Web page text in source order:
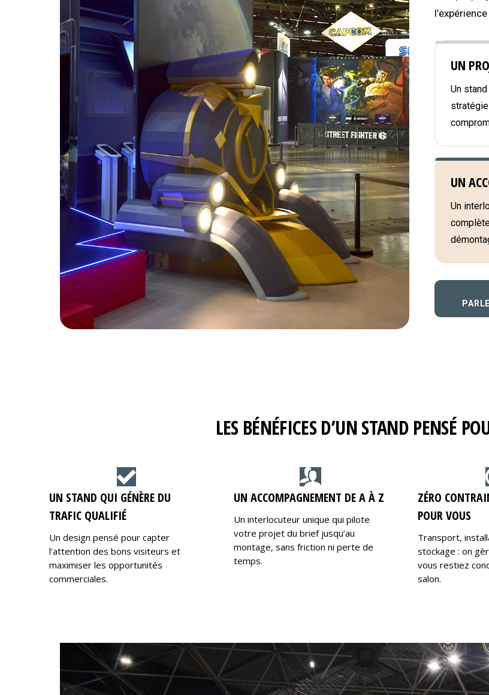
UN
Un
UN
Un
LES BÉNÉFICES D’UN STAND PENSÉ
UN STAND QUI GÉNÈRE DU
TRAFIC QUALIFIÉ
Un design pensé pour capter
l’attention des bons visiteurs et
maximiser les opportunités
commerciales.
UN ACCOMPAGNEMENT DE A À Z
Un interlocuteur unique qui pilote
votre projet du brief jusqu’au
montage, sans friction ni perte de
temps.
ZÉRO
POUR VOUS
Transport,
stockage : on
vous restiez
salon.